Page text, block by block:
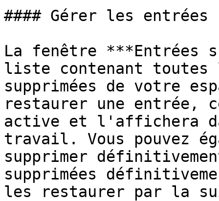
#### Gérer les entrées
La fenêtre ***Entrées
liste contenant toutes
supprimées de votre
restaurer une entrée,
active et l'affichera
travail. Vous pouvez
supprimer
supprimées
les restaurer par la